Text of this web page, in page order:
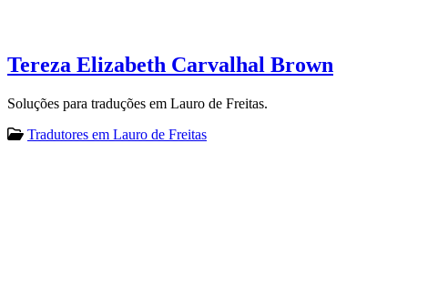
Tereza Elizabeth Carvalhal Brown
Soluções para traduções em Lauro de Freitas.
Tradutores em Lauro de Freitas